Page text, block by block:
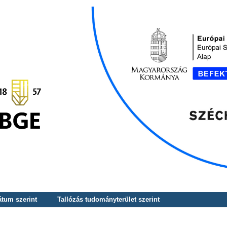
szerint Tallózás tudományterület szerint